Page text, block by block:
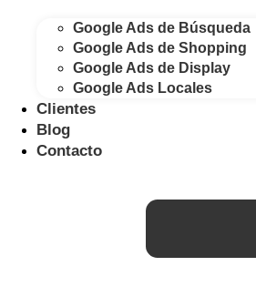
Google Ads de Búsqueda
Google Ads de Shopping
Google Ads de Display
Google Ads Locales
Clientes
Blog
Contacto